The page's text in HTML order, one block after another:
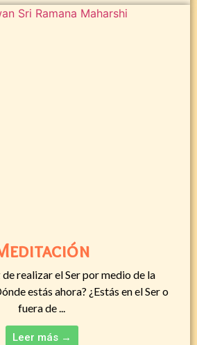
de realizar el Ser por medio de la
estás ahora? ¿Estás en el Ser o
fuera de ...
Leer más →